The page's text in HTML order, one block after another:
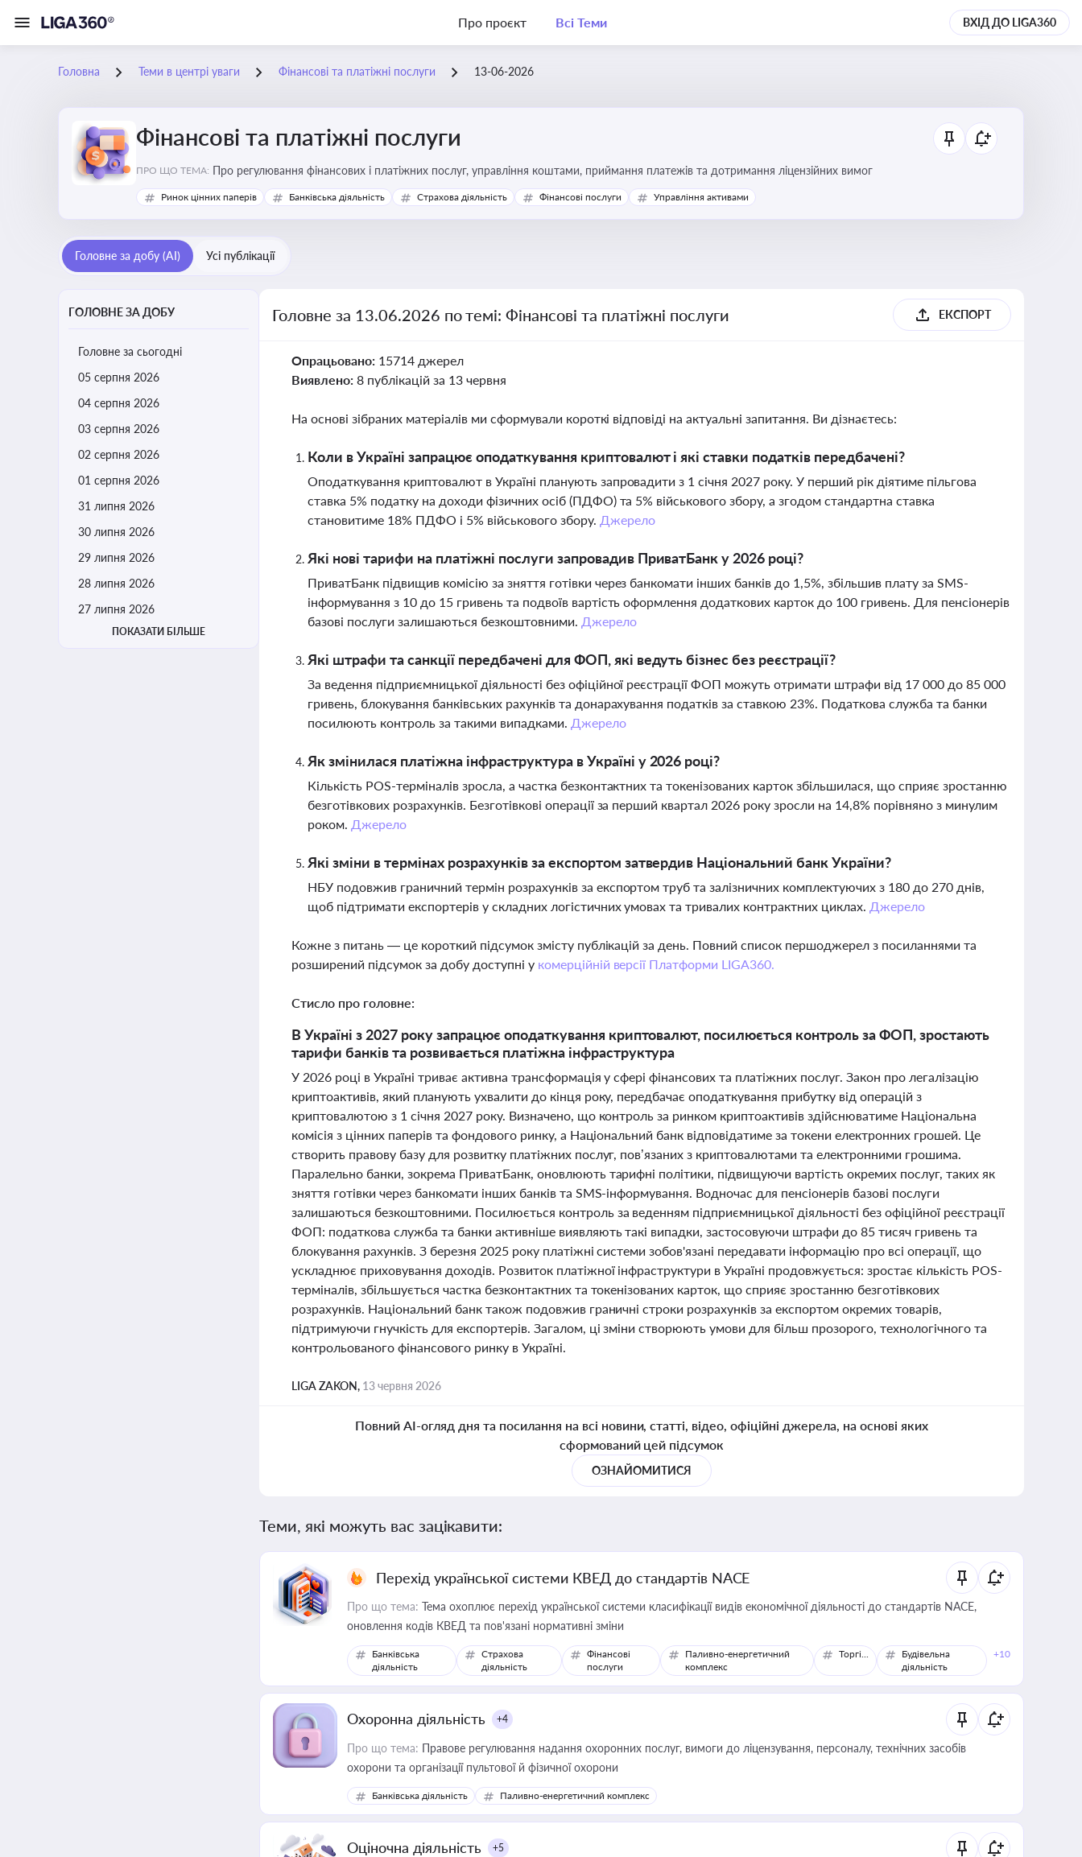
Про проєкт Всі Теми ВХІД ДО LIGA360
Головна Теми в центрі уваги Фінансові та платіжні послуги 13-06-2026
Фінансові та платіжні послуги
ПРО ЩО ТЕМА: Про регулювання фінансових і платіжних послуг, управління коштами, приймання платежів та дотримання ліцензійних вимог
Ринок цінних паперів Банківська діяльність Страхова діяльність Фінансові послуги Управління активами
Головне за добу (AI) Усі публікації
ГОЛОВНЕ ЗА ДОБУ
Головне за сьогодні
05 серпня 2026
04 серпня 2026
03 серпня 2026
02 серпня 2026
01 серпня 2026
31 липня 2026
30 липня 2026
29 липня 2026
28 липня 2026
27 липня 2026
ПОКАЗАТИ БІЛЬШЕ
Головне за 13.06.2026 по темі: Фінансові та платіжні послуги ЕКСПОРТ
Опрацьовано: 15714 джерел
Виявлено: 8 публікацій за 13 червня
На основі зібраних матеріалів ми сформували короткі відповіді на актуальні запитання. Ви дізнаєтесь:
Коли в Україні запрацює оподаткування криптовалют і які ставки податків передбачені?
Оподаткування криптовалют в Україні планують запровадити з 1 січня 2027 року. У перший рік діятиме пільгова
ставка 5% податку на доходи фізичних осіб (ПДФО) та 5% військового збору, а згодом стандартна ставка
становитиме 18% ПДФО і 5% військового збору. Джерело
Які нові тарифи на платіжні послуги запровадив ПриватБанк у 2026 році?
ПриватБанк підвищив комісію за зняття готівки через банкомати інших банків до 1,5%, збільшив плату за SMS-
інформування з 10 до 15 гривень та подвоїв вартість оформлення додаткових карток до 100 гривень. Для пенсіонерів
базові послуги залишаються безкоштовними. Джерело
Які штрафи та санкції передбачені для ФОП, які ведуть бізнес без реєстрації?
За ведення підприємницької діяльності без офіційної реєстрації ФОП можуть отримати штрафи від 17 000 до 85 000
гривень, блокування банківських рахунків та донарахування податків за ставкою 23%. Податкова служба та банки
посилюють контроль за такими випадками. Джерело
Як змінилася платіжна інфраструктура в Україні у 2026 році?
Кількість POS-терміналів зросла, а частка безконтактних та токенізованих карток збільшилася, що сприяє зростанню
безготівкових розрахунків. Безготівкові операції за перший квартал 2026 року зросли на 14,8% порівняно з минулим
роком. Джерело
Які зміни в термінах розрахунків за експортом затвердив Національний банк України?
НБУ подовжив граничний термін розрахунків за експортом труб та залізничних комплектуючих з 180 до 270 днів,
щоб підтримати експортерів у складних логістичних умовах та тривалих контрактних циклах. Джерело
Кожне з питань — це короткий підсумок змісту публікацій за день. Повний список першоджерел з посиланнями та
розширений підсумок за добу доступні у комерційній версії Платформи LIGA360.
Стисло про головне:
В Україні з 2027 року запрацює оподаткування криптовалют, посилюється контроль за ФОП, зростають
тарифи банків та розвивається платіжна інфраструктура
У 2026 році в Україні триває активна трансформація у сфері фінансових та платіжних послуг. Закон про легалізацію
криптоактивів, який планують ухвалити до кінця року, передбачає оподаткування прибутку від операцій з
криптовалютою з 1 січня 2027 року. Визначено, що контроль за ринком криптоактивів здійснюватиме Національна
комісія з цінних паперів та фондового ринку, а Національний банк відповідатиме за токени електронних грошей. Це
створить правову базу для розвитку платіжних послуг, пов’язаних з криптовалютами та електронними грошима.
Паралельно банки, зокрема ПриватБанк, оновлюють тарифні політики, підвищуючи вартість окремих послуг, таких як
зняття готівки через банкомати інших банків та SMS-інформування. Водночас для пенсіонерів базові послуги
залишаються безкоштовними. Посилюється контроль за веденням підприємницької діяльності без офіційної реєстрації
ФОП: податкова служба та банки активніше виявляють такі випадки, застосовуючи штрафи до 85 тисяч гривень та
блокування рахунків. З березня 2025 року платіжні системи зобов'язані передавати інформацію про всі операції, що
ускладнює приховування доходів. Розвиток платіжної інфраструктури в Україні продовжується: зростає кількість POS-
терміналів, збільшується частка безконтактних та токенізованих карток, що сприяє зростанню безготівкових
розрахунків. Національний банк також подовжив граничні строки розрахунків за експортом окремих товарів,
підтримуючи гнучкість для експортерів. Загалом, ці зміни створюють умови для більш прозорого, технологічного та
контрольованого фінансового ринку в Україні.
LIGA ZAKON, 13 червня 2026
Повний AI-огляд дня та посилання на всі новини, статті, відео, офіційні джерела, на основі яких
сформований цей підсумок
ОЗНАЙОМИТИСЯ
Теми, які можуть вас зацікавити:
Перехід української системи КВЕД до стандартів NACE
Про що тема: Тема охоплює перехід української системи класифікації видів економічної діяльності до стандартів NACE,
оновлення кодів КВЕД та пов'язані нормативні зміни
Банківська
діяльність
Страхова
діяльність
Фінансові
послуги
Паливно-енергетичний
комплекс
Торгівля
Будівельна
діяльність
+10
Охоронна діяльність +4
Про що тема: Правове регулювання надання охоронних послуг, вимоги до ліцензування, персоналу, технічних засобів
охорони та організації пультової й фізичної охорони
Банківська діяльність Паливно-енергетичний комплекс
Оціночна діяльність +5